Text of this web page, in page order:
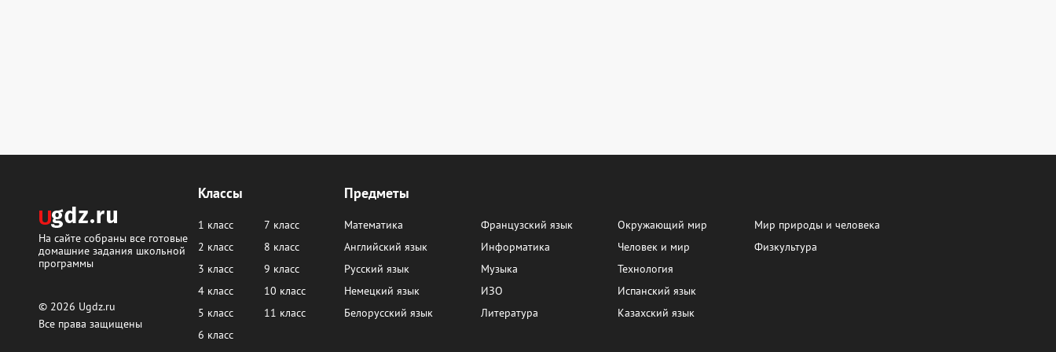
Классы
1 класс
2 класс
3 класс
4 класс
5 класс
6 класс
7 класс
8 класс
9 класс
10 класс
11 класс
Предметы
Математика
Английский язык
Русский язык
Немецкий язык
Белорусский язык
Французский язык
Информатика
Музыка
ИЗО
Литература
Окружающий мир
Человек и мир
Технология
Испанский язык
Казахский язык
Мир природы и человека
Физкультура
На сайте собраны все готовые
домашние задания школьной
программы
© 2026 Ugdz.ru
Все права защищены